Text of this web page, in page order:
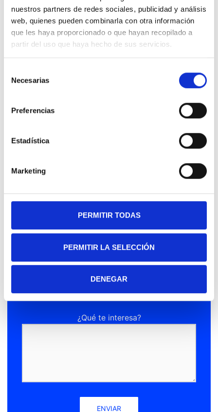
nuestros partners de redes sociales, publicidad y análisis
web, quienes pueden combinarla con otra información
que les haya proporcionado o que hayan recopilado a
partir del uso que haya hecho de sus servicios.
Necesarias
Preferencias
Estadística
Marketing
PERMITIR TODAS
PERMITIR LA SELECCIÓN
DENEGAR
Teléfono:93 726 76 22 •WhatsApp: 656
33 70 48•Email:info@ctis.es
Si lo prefieres, también puedes dejar tus
datos e intereses a través del siguiente
contacto contigo a la mayor brevedad.
¿Qué te interesa?